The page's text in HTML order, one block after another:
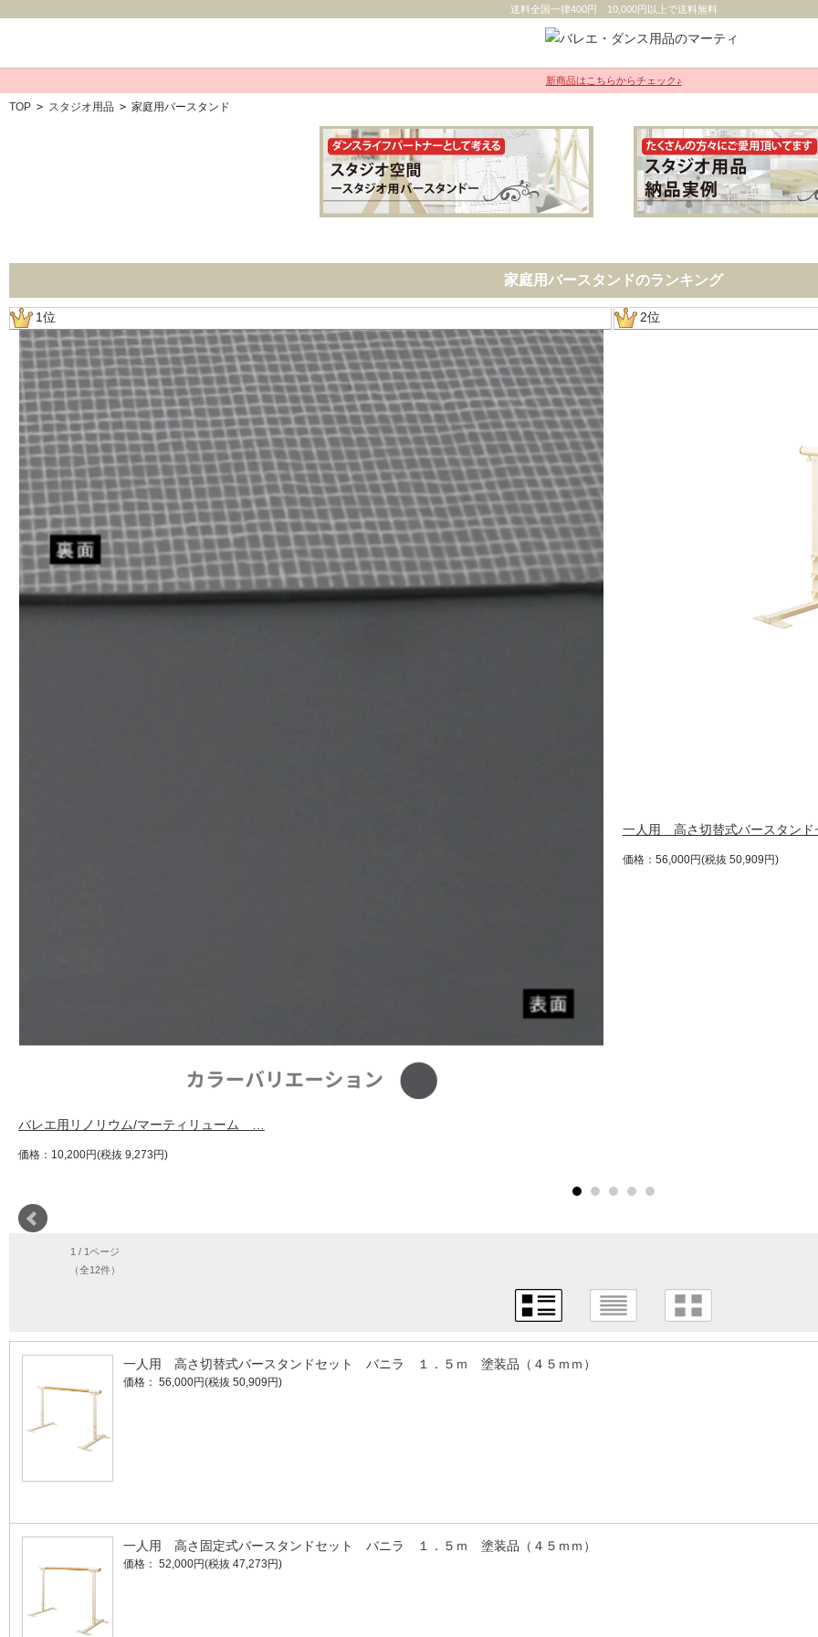
送料全国一律400円 10,000円以上で送料無料
新商品はこちらからチェック♪
TOP > スタジオ用品 > 家庭用バースタンド
家庭用バースタンドのランキング
1位
バレエ用リノリウム/マーティリューム …
価格：10,200円(税抜 9,273円)
2位
一人用 高さ切替式バースタン
価格：56,000円(税抜 50,909円)
1 / 1ページ
（全12件）
一人用 高さ切替式バースタンドセット バニラ １．５ｍ 塗装品（４５ｍｍ）
価格： 56,000円(税抜 50,909円)
一人用 高さ固定式バースタンドセット バニラ １．５ｍ 塗装品（４５ｍｍ）
価格： 52,000円(税抜 47,273円)